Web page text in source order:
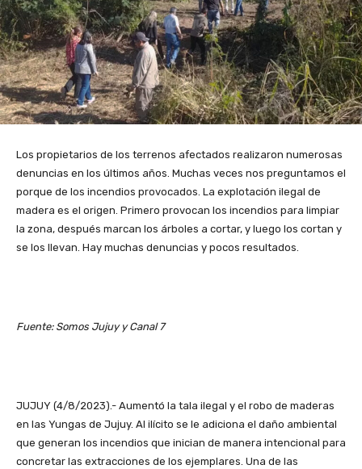
Los propietarios de los terrenos afectados realizaron numerosas
denuncias en los últimos años. Muchas veces nos preguntamos el
porque de los incendios provocados. La explotación ilegal de
madera es el origen. Primero provocan los incendios para limpiar
la zona, después marcan los árboles a cortar, y luego los cortan y
se los llevan. Hay muchas denuncias y pocos resultados.
Fuente: Somos Jujuy y Canal 7
JUJUY (4/8/2023).- Aumentó la tala ilegal y el robo de maderas
en las Yungas de Jujuy. Al ilícito se le adiciona el daño ambiental
que generan los incendios que inician de manera intencional para
concretar las extracciones de los ejemplares. Una de las